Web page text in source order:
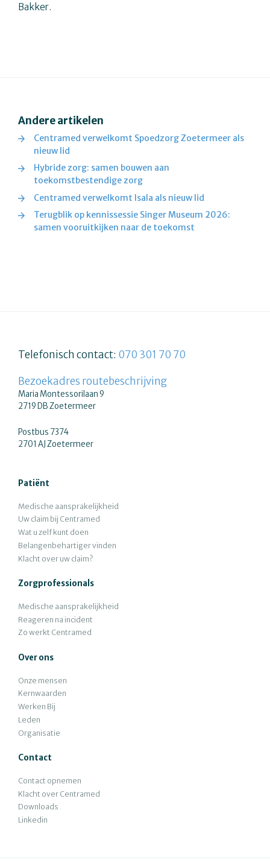
Bakker.
Andere artikelen
Centramed verwelkomt Spoedzorg Zoetermeer als
nieuw lid
Hybride zorg: samen bouwen aan
toekomstbestendige zorg
Centramed verwelkomt Isala als nieuw lid
Terugblik op kennissessie Singer Museum 2026:
samen vooruitkijken naar de toekomst
Telefonisch contact: 070 301 70 70
Bezoekadres routebeschrijving
Maria Montessorilaan 9
2719 DB Zoetermeer
Postbus 7374
2701 AJ Zoetermeer
Patiënt
Medische aansprakelijkheid
Uw claim bij Centramed
Wat u zelf kunt doen
Belangenbehartiger vinden
Klacht over uw claim?
Zorgprofessionals
Medische aansprakelijkheid
Reageren na incident
Zo werkt Centramed
Over ons
Onze mensen
Kernwaarden
Werken Bij
Leden
Organisatie
Contact
Contact opnemen
Klacht over Centramed
Downloads
Linkedin